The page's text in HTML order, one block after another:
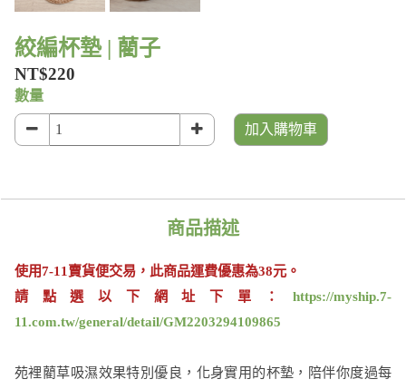
絞編杯墊 | 藺子
NT$220
數量
加入購物車
商品描述
使用7-11賣貨便交易， 此商品運費優惠為38元。
請點選以下網址下單： https://myship.7-
11.com.tw/general/detail/GM2203294109865
苑裡藺草吸濕效果特別優良，化身實用的杯墊，陪伴你度過每